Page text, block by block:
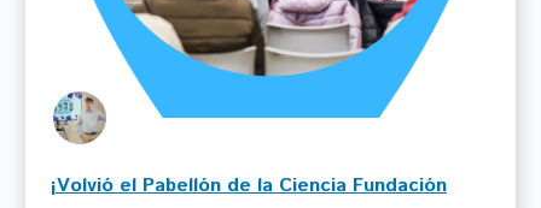
¡Volvió el Pabellón de la Ciencia Fundación